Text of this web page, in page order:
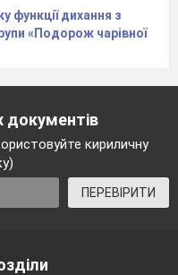
функції дихання з
«Подорож чарівної
документів
кириличну
ПЕРЕВІРИТИ